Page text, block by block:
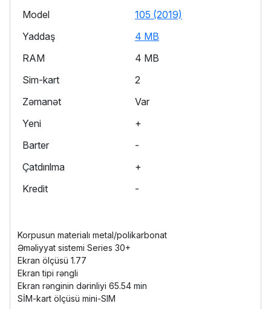
Model
105 (2019)
Yaddaş
4 MB
RAM
4 MB
Sim-kart
2
Zəmanət
Var
Yeni
+
Barter
-
Çatdırılma
+
Kredit
-
Korpusun materialı metal/polikarbonat
Əməliyyat sistemi Series 30+
Ekran ölçüsü 1.77
Ekran tipi rəngli
Ekran rənginin dərinliyi 65.54 min
SİM-kart ölçüsü mini-SIM